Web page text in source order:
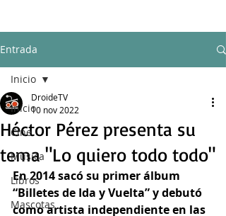
Entrada
Inicio
Cine
Música
Libros
Mascotas
Inicio
Héctor Pérez presenta su
tema "Lo quiero todo todo"
DroideTV
10 nov 2022
En 2014 sacó su primer álbum
“Billetes de Ida y Vuelta” y debutó
como artista independiente en las